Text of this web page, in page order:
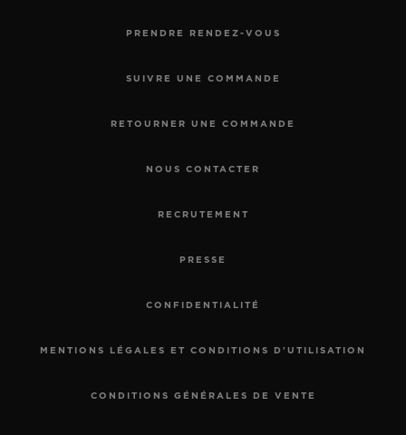
PRENDRE RENDEZ-VOUS
SUIVRE UNE COMMANDE
RETOURNER UNE COMMANDE
NOUS CONTACTER
RECRUTEMENT
PRESSE
CONFIDENTIALITÉ
MENTIONS LÉGALES ET CONDITIONS D'UTILISATION
CONDITIONS GÉNÉRALES DE VENTE